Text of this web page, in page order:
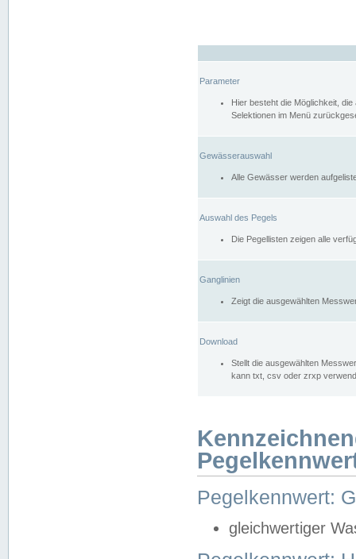
Parameter
Hier besteht die Möglichkeit,
Selektionen im Menü
Gewässerauswahl
Alle Gewässer werden
Auswahl des Pegels
Die Pegellisten zeigen alle
Ganglinien
Zeigt die ausgewählten
Download
Stellt die ausgewählten
kann txt, csv oder zrxp
Pegelkennwert:
gleichwertiger